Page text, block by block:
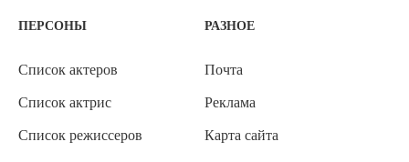
ПЕРСОНЫ
Список актеров
Список актрис
Список режиссеров
РАЗНОЕ
Почта
Реклама
Карта сайта